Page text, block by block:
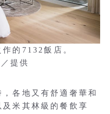
作的7132飯店。
提供
各地又有舒適奢華和
米其林級的餐飲享